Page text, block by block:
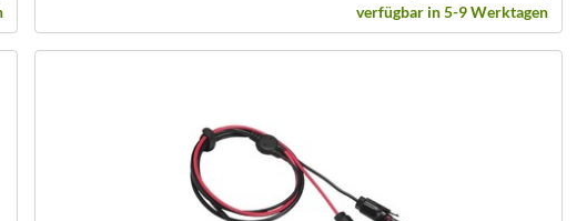
verfügbar in 5-9 Werktagen